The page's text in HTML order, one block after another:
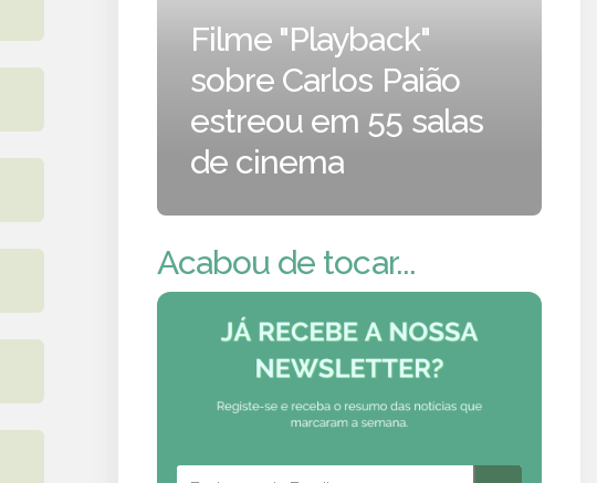
Filme "Playback"
sobre Carlos Paião
estreou em 55 salas
de cinema
Acabou de tocar...